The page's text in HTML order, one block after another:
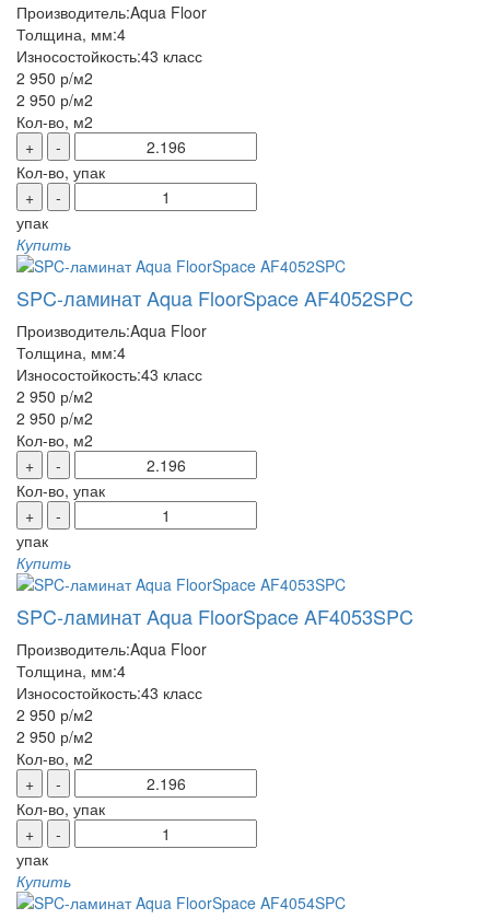
Производитель:Aqua Floor
Толщина, мм:4
Износостойкость:43 класс
2 950 р/м2
2 950 р/м2
Кол-во, м2
+
-
Кол-во, упак
+
-
упак
Купить
SPC-ламинат Aqua FloorSpace AF4052SPC
Производитель:Aqua Floor
Толщина, мм:4
Износостойкость:43 класс
2 950 р/м2
2 950 р/м2
Кол-во, м2
+
-
Кол-во, упак
+
-
упак
Купить
SPC-ламинат Aqua FloorSpace AF4053SPC
Производитель:Aqua Floor
Толщина, мм:4
Износостойкость:43 класс
2 950 р/м2
2 950 р/м2
Кол-во, м2
+
-
Кол-во, упак
+
-
упак
Купить